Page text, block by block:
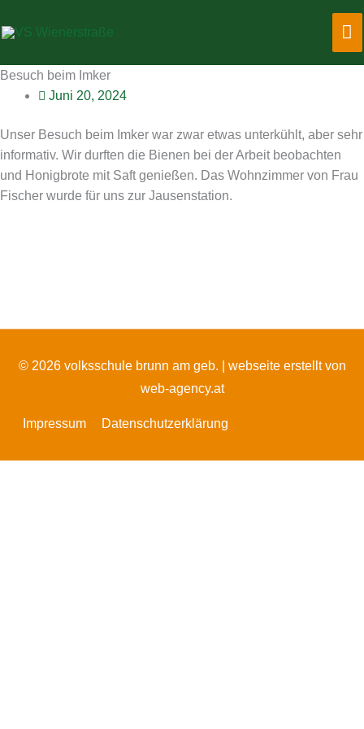
Inhalt
Besuch beim Imker
Juni 20, 2024
Unser Besuch beim Imker war zwar etwas unterkühlt, aber sehr
informativ. Wir durften die Bienen bei der Arbeit beobachten
und Honigbrote mit Saft genießen. Das Wohnzimmer von Frau
Fischer wurde für uns zur Jausenstation.
© 2026 volksschule brunn am geb. | webseite erstellt von
web-agency.at
Impressum Datenschutzerklärung